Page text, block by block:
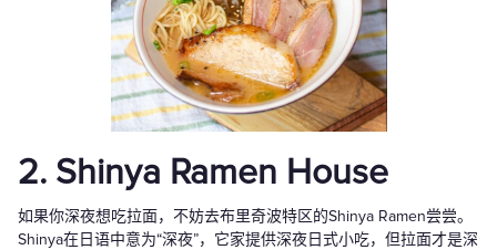
2. Shinya Ramen House
如果你深夜想吃拉面，不妨去布里奇波特区的Shinya Ramen尝尝。
Shinya在日语中意为“深夜”，它家提供深夜日式小吃，但拉面才是深